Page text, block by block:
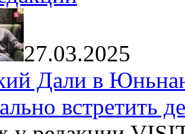
27.03.2025
Дали в
встретить